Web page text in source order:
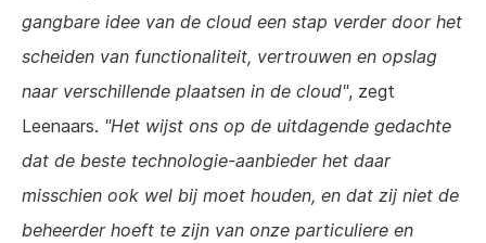
gangbare idee van de cloud een stap verder door het
scheiden van functionaliteit, vertrouwen en opslag
naar verschillende plaatsen in de cloud", zegt
Leenaars. "Het wijst ons op de uitdagende gedachte
dat de beste technologie-aanbieder het daar
misschien ook wel bij moet houden, en dat zij niet de
beheerder hoeft te zijn van onze particuliere en